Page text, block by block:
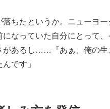
ちたというか。ニューヨー
なっていた自分にとって、
があるし……『あぁ、俺の生
です」